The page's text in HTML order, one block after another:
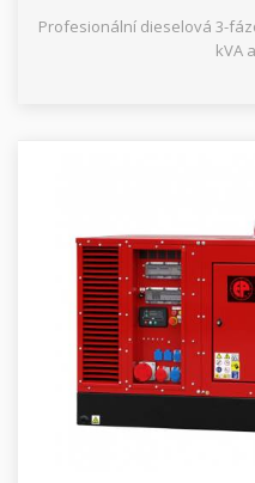
Profesionální dieselová 3-
kVA